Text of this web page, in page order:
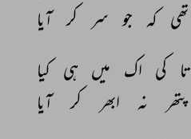
تھی کہ جو سر کر آیا
کی اک میں ہی کیا
پتھر نہ ابھر کر
آیا